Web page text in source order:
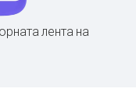
лента на